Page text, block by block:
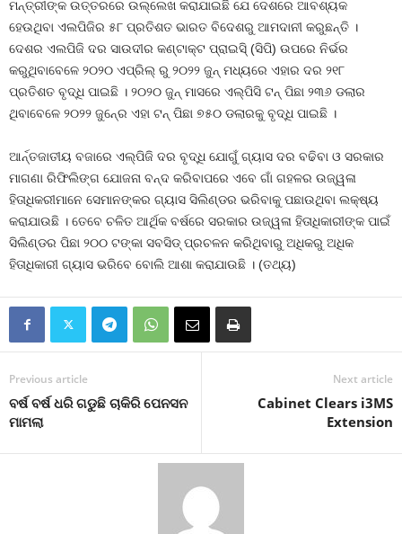
ମନ୍ତ୍ରୀଙ୍କ ଉତ୍ତରରେ ଉଲ୍ଲେଖ କରାଯାଇଛି ଯେ ଦେଶରେ ଆବଶ୍ୟକ
ହେଉଥିବା ଏଲପିଜିର ୫୮ ପ୍ରତିଶତ ଭାରତ ବିଦେଶରୁ ଆମଦାନୀ କରୁଛନ୍ତି ।
ଦେଶର ଏଲପିଜି ଦର ସାଉଦୀର କଣ୍ଟାକ୍ଟ ପ୍ରାଇସି୍‍ (ସିପି) ଉପରେ ନିର୍ଭର
କରୁଥିବାବେଳେ ୨୦୨୦ ଏପ୍ରିଲ୍‍ ରୁ ୨୦୨୨ ଜୁନ୍‍ ମଧ୍ୟରେ ଏହାର ଦର ୨୧୮
ପ୍ରତିଶତ ବୃଦ୍ଧି ପାଇଛି । ୨୦୨୦ ଜୁନ୍‍ ମାସରେ ଏଲ୍‍ପିସି ଟନ୍‍ ପିଛା ୨୩୬ ଡଲାର
ଥିବାବେଳେ ୨୦୨୨ ଜୁନ୍‍ରେ ଏହା ଟନ୍‍ ପିଛା ୭୫୦ ଡଲାରକୁ ବୃଦ୍ଧି ପାଇଛି ।
ଆର୍ନ୍ତଜାତୀୟ ବଜାରେ ଏଲ୍‍ପିଜି ଦର ବୃଦ୍ଧି ଯୋଗୁଁ ଗ୍ୟାସ ଦର ବଢିବା ଓ ସରକାର
ମାଗଣା ରିଫିଲିଙ୍ଗ ଯୋଜନା ବନ୍ଦ କରିବାପରେ ଏବେ ଗାଁ ଗହଳର ଉଜ୍ୱଳା
ହିତାଧିକରୀମାନେ ସେମାନଙ୍କର ଗ୍ୟାସ ସିଲିଣ୍ଡର ଭରିବାକୁ ପଛାଉଥିବା ଲକ୍ଷ୍ୟ
କରାଯାଉଛି । ତେବେ ଚଳିତ ଆର୍ଥିକ ବର୍ଷରେ ସରକାର ଉଜ୍ୱଳା ହିତାଧିକାରୀଙ୍କ ପାଇଁ
ସିଲିଣ୍ଡର ପିଛା ୨୦୦ ଟଙ୍କା ସବସିଡ୍‍ ପ୍ରଚଳନ କରିଥିବାରୁ ଅଧିକରୁ ଅଧିକ
ହିତାଧିକାରୀ ଗ୍ୟାସ ଭରିବେ ବୋଲି ଆଶା କରାଯାଉଛି । (ତଥ୍ୟ)
Previous article
ବର୍ଷ ବର୍ଷ ଧରି ଗଡୁଛି ଚାକିରି ପେନସନ
ମାମଲା
Next article
Cabinet Clears i3MS
Extension